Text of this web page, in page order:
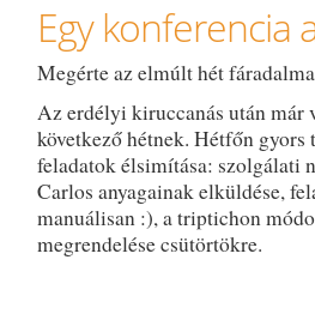
Egy konferencia
Megérte az elmúlt hét
Az erdélyi kiruccanás után már
következő hétnek. Hétfőn gyors
feladatok élsimítása: szolgálati
Carlos anyagainak elküldése,
manuálisan :), a triptichon
megrendelése csütörtökre.